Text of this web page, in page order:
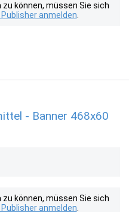
können, müssen Sie sich
anmelden
- Banner 468x60
können, müssen Sie sich
anmelden